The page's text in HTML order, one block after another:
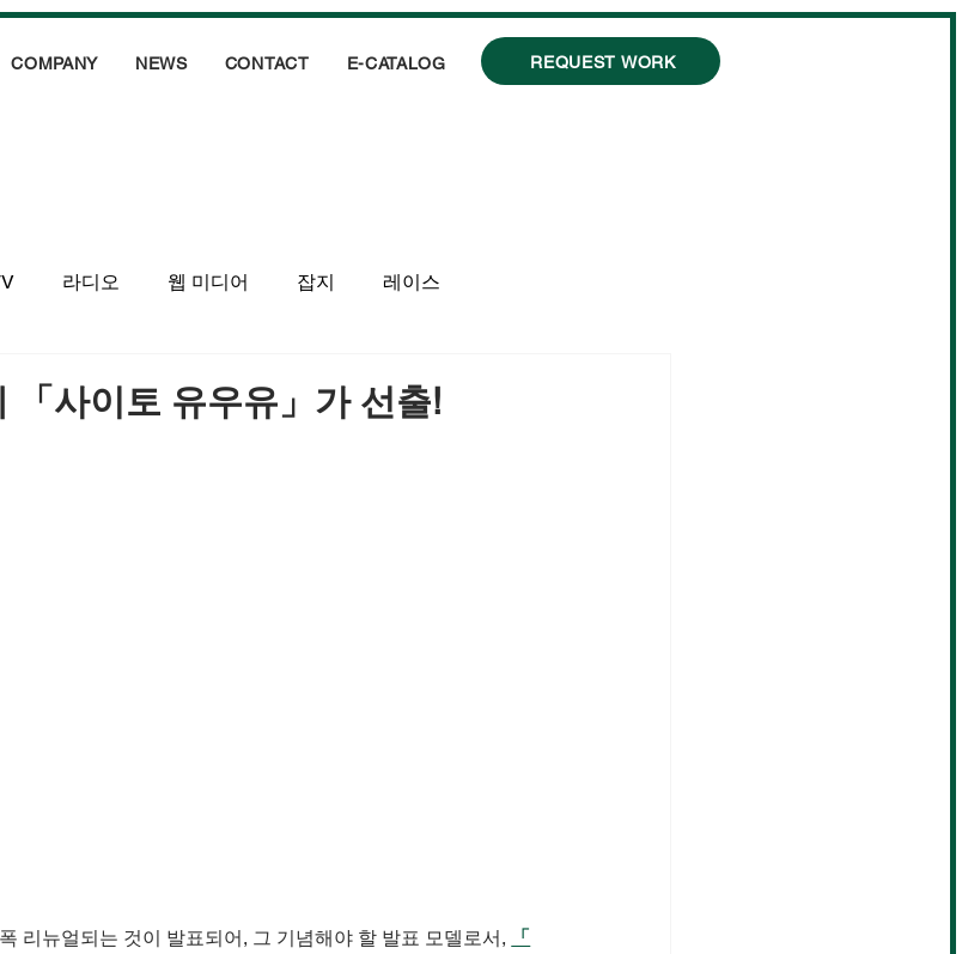
COMPANY NEWS CONTACT E-CATALOG REQUEST WORK
라디오 웹 미디어 잡지 레이스
「사이토 유우유」가 선출!
리뉴얼되는 것이 발표되어, 그 기념해야 할 발표 모델로서,
「